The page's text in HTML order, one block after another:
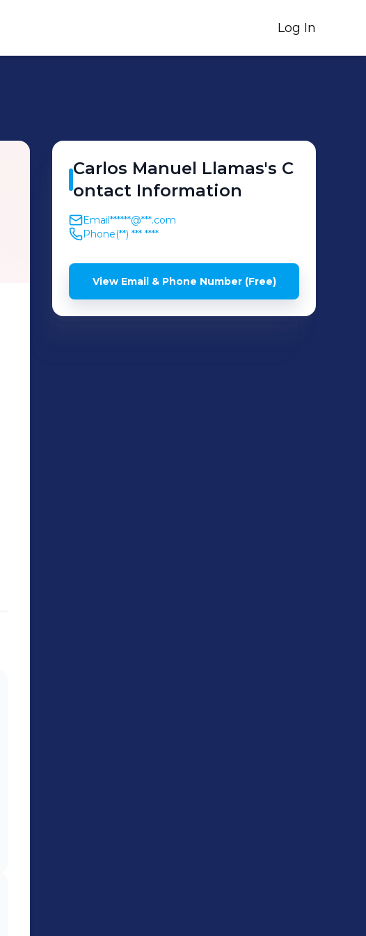
Log In
Carlos Manuel Llamas's C
ontact Information
Email******@***.com
Phone(**) *** ****
View Email & Phone Number (Free)